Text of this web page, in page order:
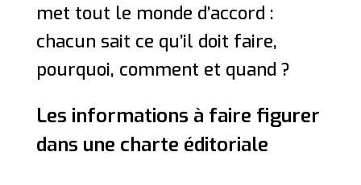
met tout le monde d’accord :
chacun sait ce qu’il doit faire,
pourquoi, comment et quand ?
Les informations à faire figurer
dans une charte éditoriale